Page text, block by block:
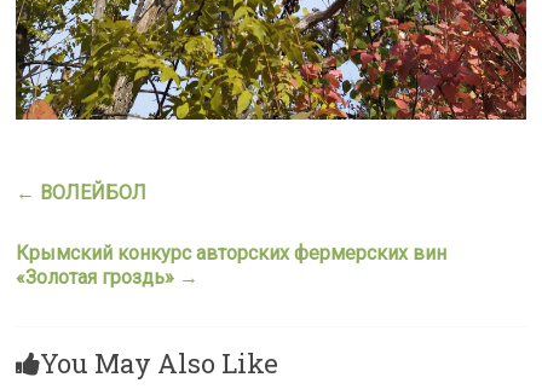
← ВОЛЕЙБОЛ
Крымский конкурс авторских фермерских вин
«Золотая гроздь» →
You May Also Like